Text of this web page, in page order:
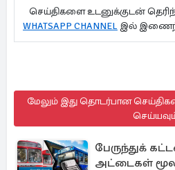
செய்திகளை உடனுக்குடன்
WHATSAPP CHANNEL இல்
மேலும் இது தொடர்பான
பேருந்துக்
அட்டைகள்